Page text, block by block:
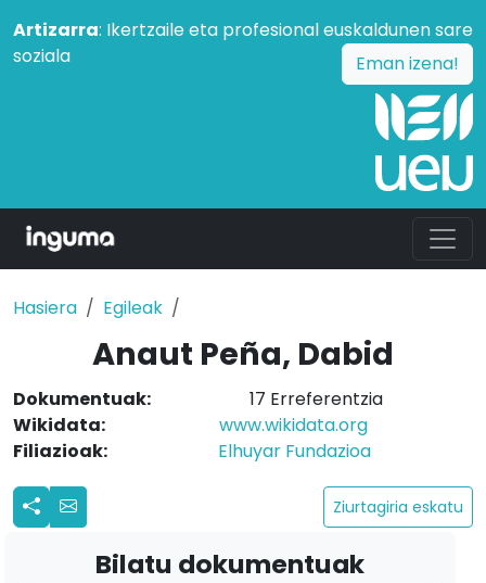
Artizarra: Ikertzaile eta profesional euskaldunen sare
soziala
Eman izena!
Hasiera Egileak
Anaut Peña, Dabid
Dokumentuak:
17 Erreferentzia
Wikidata:
www.wikidata.org
Filiazioak:
Elhuyar Fundazioa
Ziurtagiria eskatu
Bilatu dokumentuak